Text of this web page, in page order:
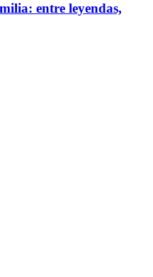
entre leyendas,